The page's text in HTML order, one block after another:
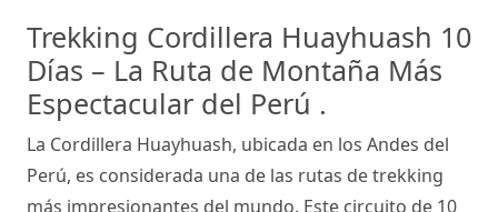
Trekking Cordillera Huayhuash 10
Días – La Ruta de Montaña Más
Espectacular del Perú .
La Cordillera Huayhuash, ubicada en los Andes del
Perú, es considerada una de las rutas de trekking
más impresionantes del mundo. Este circuito de 10